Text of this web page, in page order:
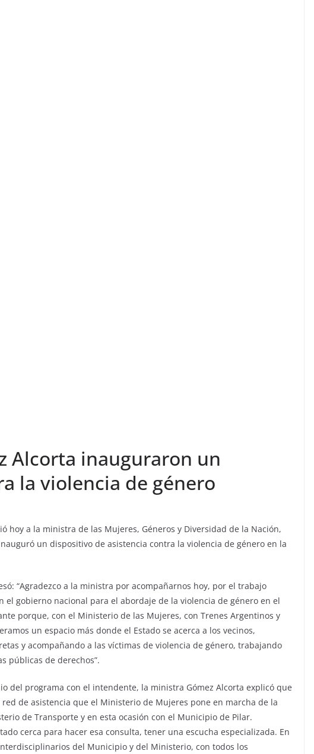
Alcorta inauguraron un
la violencia de género
hoy a la ministra de las Mujeres, Géneros y Diversidad de la Nación,
un dispositivo de asistencia contra la violencia de género en la
“Agradezco a la ministra por acompañarnos hoy, por el trabajo
el gobierno nacional para el abordaje de la violencia de género en el
porque, con el Ministerio de las Mujeres, con Trenes Argentinos y
un espacio más donde el Estado se acerca a los vecinos,
y acompañando a las víctimas de violencia de género, trabajando
públicas de derechos”.
del programa con el intendente, la ministra Gómez Alcorta explicó que
de asistencia que el Ministerio de Mujeres pone en marcha de la
de Transporte y en esta ocasión con el Municipio de Pilar.
cerca para hacer esa consulta, tener una escucha especializada. En
del Municipio y del Ministerio, con todos los